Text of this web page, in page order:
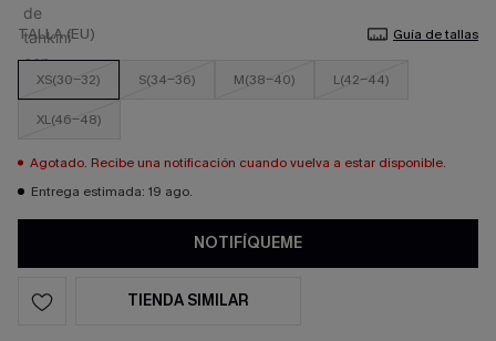
TALLA (EU) Guía de tallas
XS(30-32) S(34-36) M(38-40) L(42-44)
XL(46-48)
Agotado. Recibe una notificación cuando vuelva a estar disponible.
Entrega estimada: 19 ago.
NOTIFÍQUEME
TIENDA SIMILAR